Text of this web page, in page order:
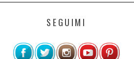
SEGUIMI